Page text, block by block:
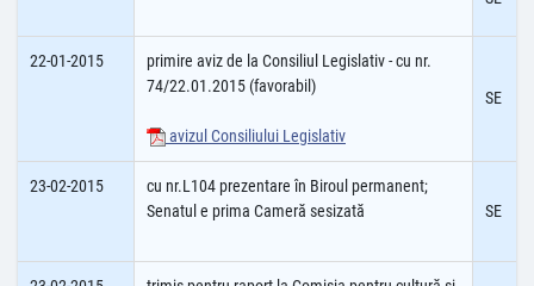
22-01-2015
primire aviz de la Consiliul Legislativ - cu nr.
74/22.01.2015 (favorabil)
avizul Consiliului Legislativ
SE
23-02-2015
cu nr.L104 prezentare în Biroul permanent;
Senatul e prima Cameră sesizată
SE